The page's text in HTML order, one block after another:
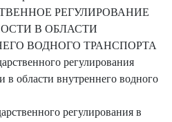
РЕГУЛИРОВАНИЕ
В ОБЛАСТИ
ВОДНОГО ТРАНСПОРТА
регулирования
в области внутреннего водного
регулирования в